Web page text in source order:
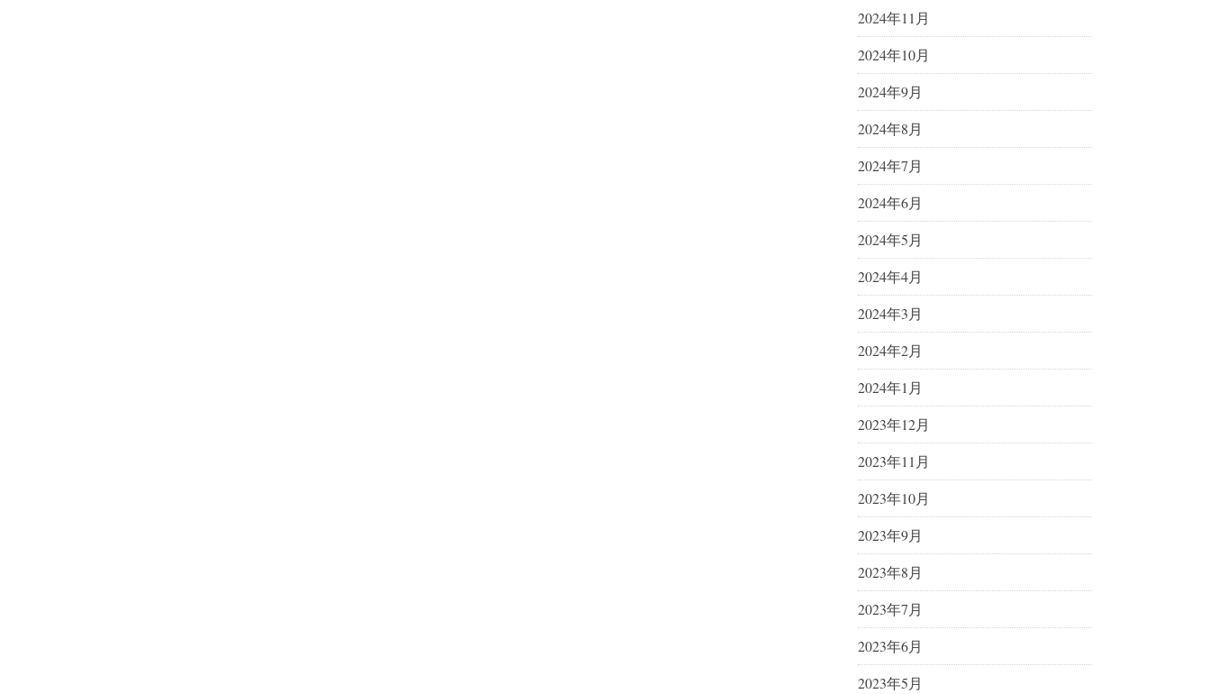
2024年11月
2024年10月
2024年9月
2024年8月
2024年7月
2024年6月
2024年5月
2024年4月
2024年3月
2024年2月
2024年1月
2023年12月
2023年11月
2023年10月
2023年9月
2023年8月
2023年7月
2023年6月
2023年5月